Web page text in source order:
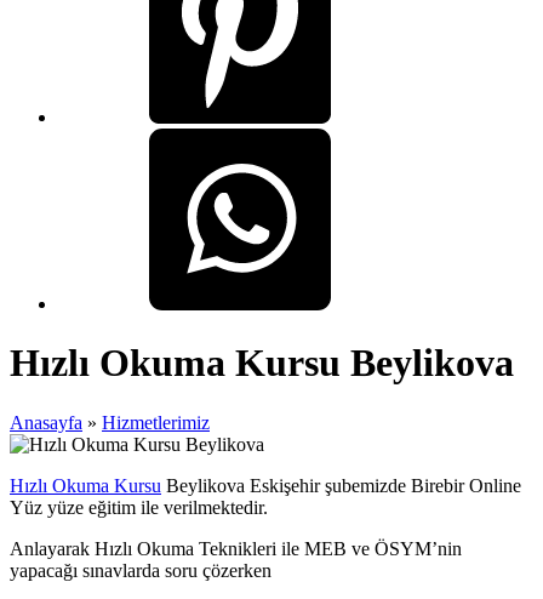
Hızlı Okuma Kursu Beylikova
Anasayfa » Hizmetlerimiz
Hızlı Okuma Kursu Beylikova Eskişehir şubemizde Birebir Online
Yüz yüze eğitim ile verilmektedir.
Anlayarak Hızlı Okuma Teknikleri ile MEB ve ÖSYM’nin
yapacağı sınavlarda soru çözerken